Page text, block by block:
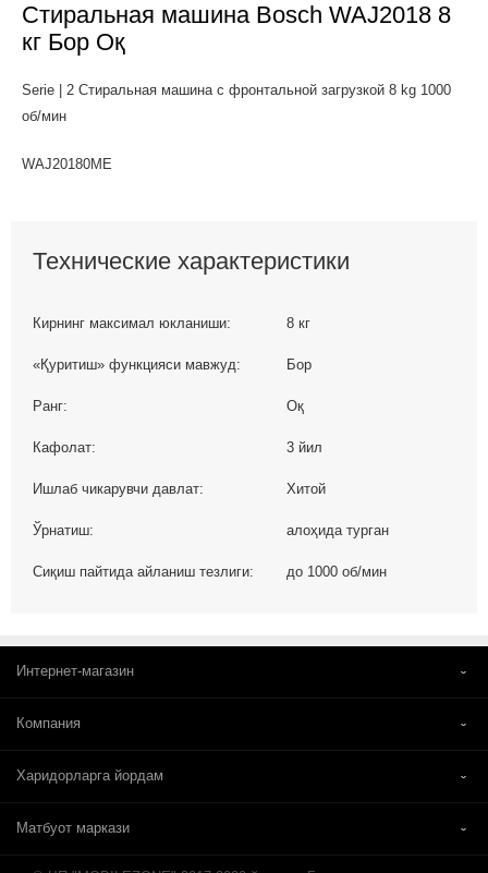
Стиральная машина Bosch WAJ2018 8
кг Бор Оқ
Serie | 2 Стиральная машина с фронтальной загрузкой 8 kg 1000
об/мин
WAJ20180ME
Технические характеристики
Кирнинг максимал юкланиши: 8 кг
«Қуритиш» функцияси мавжуд: Бор
Ранг: Оқ
Кафолат: 3 йил
Ишлаб чикарувчи давлат: Хитой
Ўрнатиш: алоҳида турган
Сиқиш пайтида айланиш тезлиги: до 1000 об/мин
Интернет-магазин
Компания
Харидорларга йордам
Матбуот маркази